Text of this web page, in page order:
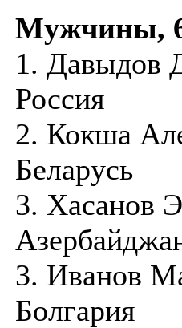
Мужчины,
1. Давыдов
Россия
2. Кокша
Беларусь
3. Хасанов
3. Иванов
Болгария